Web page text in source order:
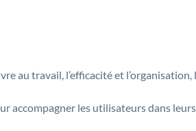
au travail, l’efficacité et
accompagner les utilisateurs dans